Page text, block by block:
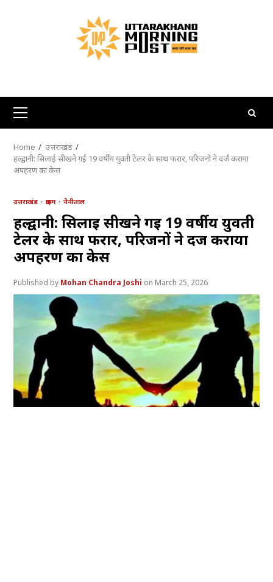
Primary
Menu
Home
उत्तराखंड
हल्द्वानी: सिलाई सीखने गई 19 वर्षीय युवती टेलर के साथ फरार, परिजनों ने दर्ज कराया
अपहरण का केस
उत्तराखंड क्राइम नैनीताल
हल्द्वानी: सिलाई सीखने गई 19 वर्षीय युवती
टेलर के साथ फरार, परिजनों ने दर्ज कराया
अपहरण का केस
Mohan Chandra Joshi March 25, 2026